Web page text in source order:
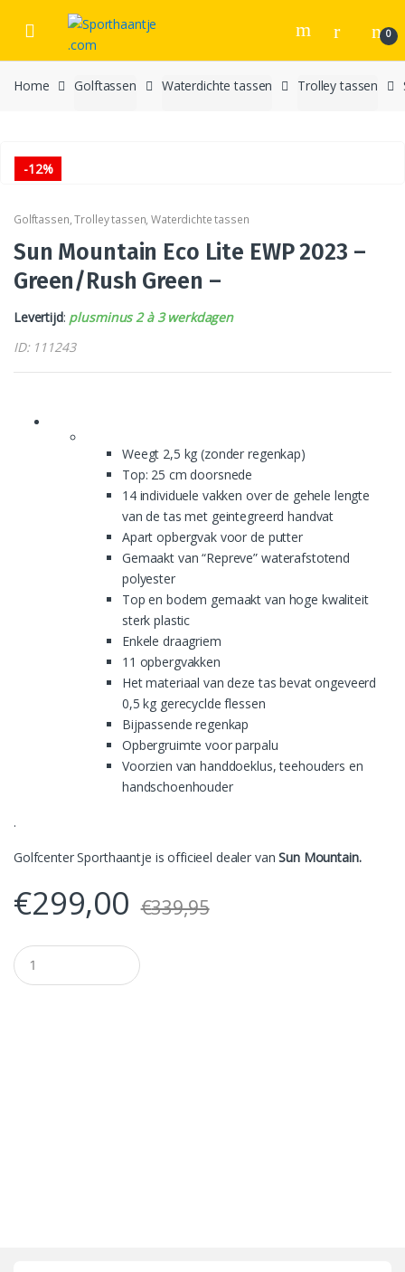
0
Home Golftassen Waterdichte tassen Trolley tassen
-12%
Golftassen,Trolley tassen,Waterdichte tassen
Sun Mountain Eco Lite EWP 2023 –
Green/Rush Green –
Levertijd: plusminus 2 à 3 werkdagen
ID: 111243
Weegt 2,5 kg (zonder regenkap)
Top: 25 cm doorsnede
14 individuele vakken over de gehele lengte
van de tas met geintegreerd handvat
Apart opbergvak voor de putter
Gemaakt van “Repreve” waterafstotend
polyester
Top en bodem gemaakt van hoge kwaliteit
sterk plastic
Enkele draagriem
11 opbergvakken
Het materiaal van deze tas bevat ongeveerd
0,5 kg gerecyclde flessen
Bijpassende regenkap
Opbergruimte voor parpalu
Voorzien van handdoeklus, teehouders en
handschoenhouder
.
Golfcenter Sporthaantje is officieel dealer vanSun Mountain.
€299,00 €339,95
A
a